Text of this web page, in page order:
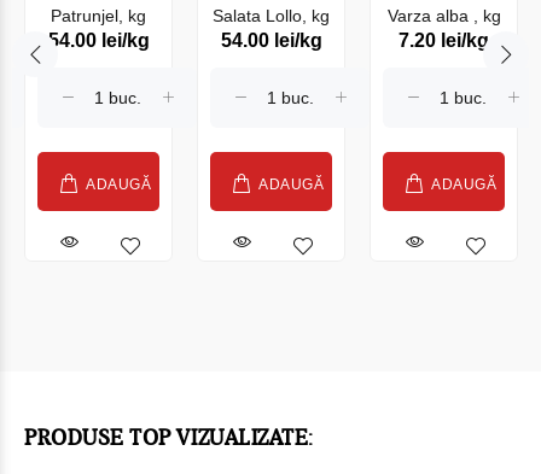
Patrunjel, kg
54.00 lei/kg
ADAUGĂ
Salata Lollo, kg
54.00 lei/kg
ADAUGĂ
Varza alba , kg
7.20 lei/kg
ADAUGĂ
PRODUSE TOP VIZUALIZATE: